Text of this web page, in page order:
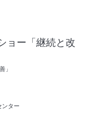
ョー「継続と改
」
ター